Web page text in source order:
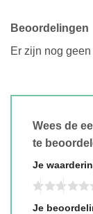
Beoordelingen
Er zijn nog
Wees de
te
Je
Je